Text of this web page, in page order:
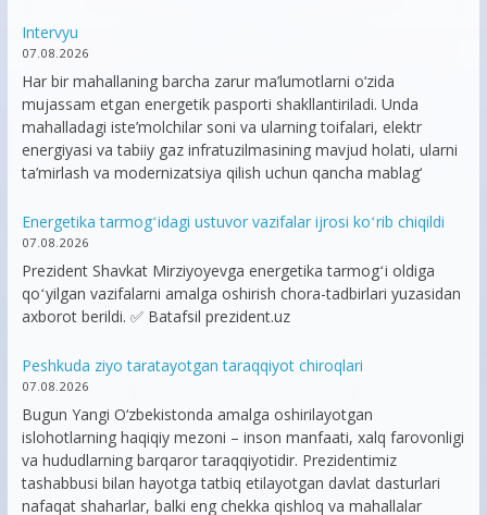
Intervyu
07.08.2026
Har bir mahallaning barcha zarur ma’lumotlarni o‘zida
mujassam etgan energetik pasporti shakllantiriladi. Unda
mahalladagi iste’molchilar soni va ularning toifalari, elektr
energiyasi va tabiiy gaz infratuzilmasining mavjud holati, ularni
ta’mirlash va modernizatsiya qilish uchun qancha mablag‘
Energetika tarmogʻidagi ustuvor vazifalar ijrosi koʻrib chiqildi
07.08.2026
Prezident Shavkat Mirziyoyevga energetika tarmogʻi oldiga
qoʻyilgan vazifalarni amalga oshirish chora-tadbirlari yuzasidan
axborot berildi. ✅ Batafsil prezident.uz
Peshkuda ziyo taratayotgan taraqqiyot chiroqlari
07.08.2026
Bugun Yangi O‘zbekistonda amalga oshirilayotgan
islohotlarning haqiqiy mezoni – inson manfaati, xalq farovonligi
va hududlarning barqaror taraqqiyotidir. Prezidentimiz
tashabbusi bilan hayotga tatbiq etilayotgan davlat dasturlari
nafaqat shaharlar, balki eng chekka qishloq va mahallalar